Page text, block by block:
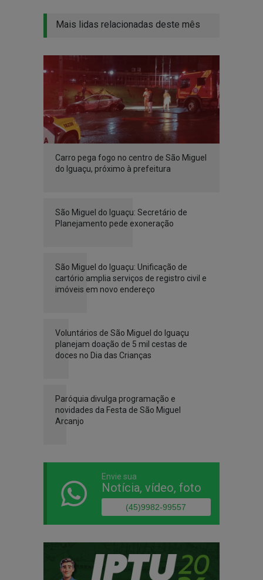
Mais lidas relacionadas deste mês
Carro pega fogo no centro de São Miguel
do Iguaçu, próximo à prefeitura
São Miguel do Iguaçu: Secretário de
Planejamento pede exoneração
São Miguel do Iguaçu: Unificação de
cartório amplia serviços de registro civil e
imóveis em novo endereço
Voluntários de São Miguel do Iguaçu
planejam doação de 5 mil cestas de
doces no Dia das Crianças
Paróquia divulga programação e
novidades da Festa de São Miguel
Arcanjo
Envie sua
Notícia, vídeo, foto
(45)9982-99557